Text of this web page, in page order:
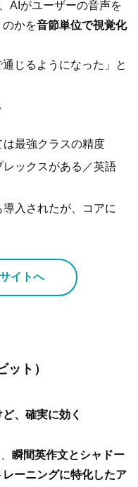
AIがユーザーの音声を
かを音節単位で視覚化
じるようになった」と
最強クラスの精度
レックスがある／英語
入されたが、コアに
イトへ
ト）
、確実に効く
瞬間英作文とシャドー
ーニングに特化したア